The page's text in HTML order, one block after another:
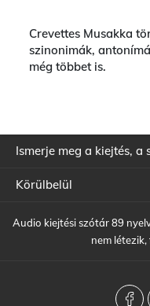
Crevettes Musakka
szinonimák,
még többet is.
Ismerje meg a kiejtés, a
Körülbelül
Audio kiejtési szótár 89
nem